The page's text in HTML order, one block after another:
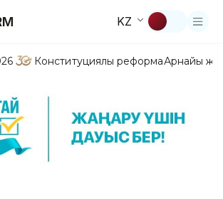
KZ
Конституциялық реформаАрнайы